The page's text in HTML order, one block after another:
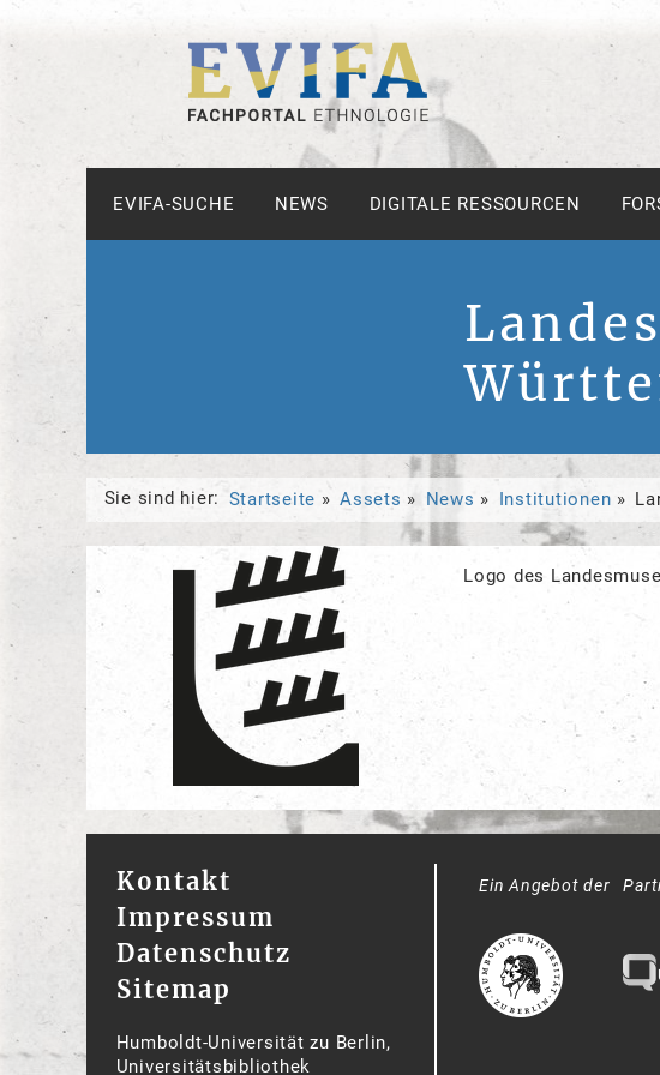
EVIFA-SUCHE NEWS DIGITALE RESSOURCEN
Sie sind hier: Startseite Assets News Institutionen
Logo des
Kontakt
Impressum
Datenschutz
Sitemap
Humboldt-Universität zu Berlin,
Universitätsbibliothek
Ein Angebot der